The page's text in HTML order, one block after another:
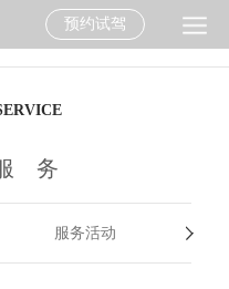
预约试驾
务
服务活动